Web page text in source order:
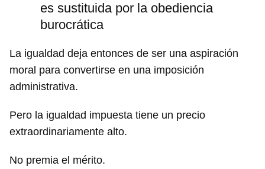
es sustituida por la obediencia
burocrática
La igualdad deja entonces de ser una aspiración
moral para convertirse en una imposición
administrativa.
Pero la igualdad impuesta tiene un precio
extraordinariamente alto.
No premia el mérito.